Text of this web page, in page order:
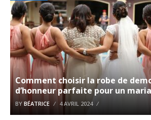
Comment choisir la robe de
d’honneur parfaite pour un
BY BÉATRICE 4 AVRIL 2024